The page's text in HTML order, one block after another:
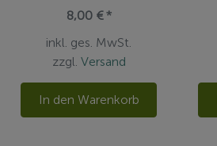
8,00 € *
inkl. ges. MwSt.
zzgl. Versand
In den Warenkorb